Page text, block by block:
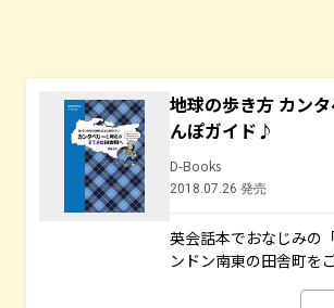
地球の歩き方 カン
んぽガイド♪
D-Books
2018.07.26 発売
英会話本でおなじみの
ンドン南東の田舎町を